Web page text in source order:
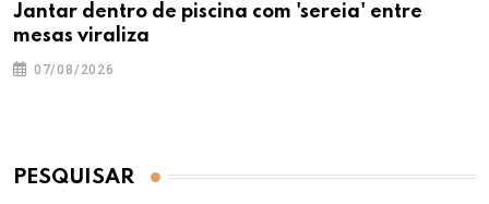
Jantar dentro de piscina com 'sereia' entre
mesas viraliza
07/08/2026
PESQUISAR